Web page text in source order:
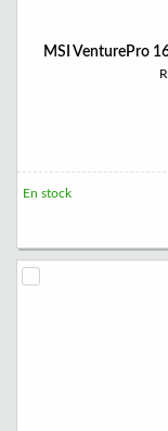
MSI VenturePro
En stock